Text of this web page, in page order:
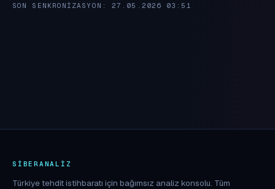
SON SENKRONIZASYON: 27.05.2026 03:51
SIBERANALIZ
Türkiye tehdit istihbaratı için bağımsız analiz konsolu. Tüm